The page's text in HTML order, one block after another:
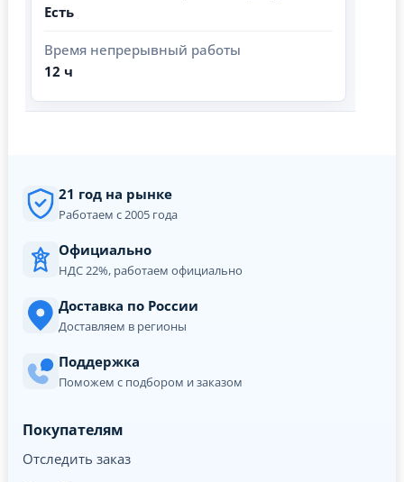
Есть
Время непрерывный работы
12 ч
21 год на рынке
Работаем с 2005 года
Официально
НДС 22%, работаем официально
Доставка по России
Доставляем в регионы
Поддержка
Поможем с подбором и заказом
Покупателям
Отследить заказ